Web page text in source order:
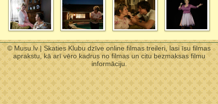
© Musu.lv | Skaties Klubu dzīve online filmas treileri, lasi īsu filmas
aprakstu, kā arī vēro kadrus no filmas un citu bezmaksas filmu
informāciju.